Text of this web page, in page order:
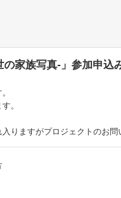
の家族写真-」参加申込
。
りますがプロジェクトのお